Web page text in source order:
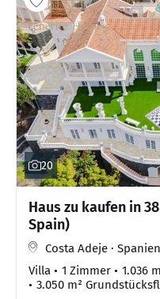
20
Haus zu kaufen in
Spain)
Costa Adeje · Spanien
Villa
1 Zimmer
1.036
3.050 m²